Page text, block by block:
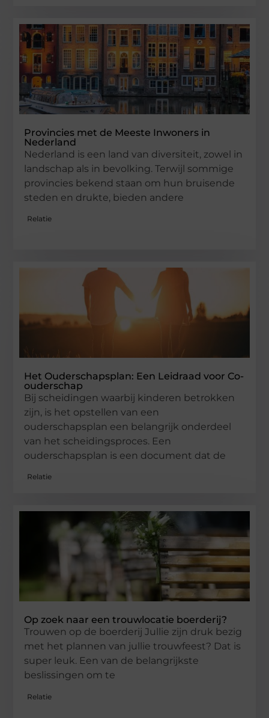
Provincies met de Meeste Inwoners in
Nederland
Nederland is een land van diversiteit, zowel in
landschap als in bevolking. Terwijl sommige
provincies bekend staan om hun bruisende
steden en drukte, bieden andere
Relatie
Het Ouderschapsplan: Een Leidraad voor Co-
ouderschap
Bij scheidingen waarbij kinderen betrokken
zijn, is het opstellen van een
ouderschapsplan een belangrijk onderdeel
van het scheidingsproces. Een
ouderschapsplan is een document dat de
Relatie
Op zoek naar een trouwlocatie boerderij?
Trouwen op de boerderij Jullie zijn druk bezig
met het plannen van jullie trouwfeest? Dat is
super leuk. Een van de belangrijkste
beslissingen om te
Relatie